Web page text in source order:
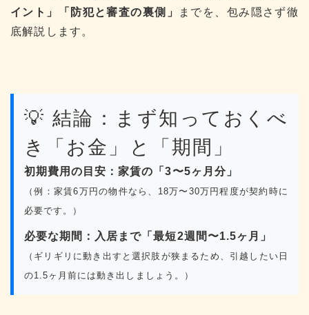
イント」「防犯と審査の裏側」
までを、包み隠さず徹
底解説します。
💡 結論：まず知っておくべ
き「お金」と「期間」
初期費用の目安：家賃の「3〜5ヶ月分」
（例：家賃6万円の物件なら、18万〜30万円程度が契約時に
必要です。）
必要な期間：入居まで「最短2週間〜1.5ヶ月」
（ギリギリに動き出すと選択肢が狭まるため、引越したい日
の1.5ヶ月前には動き出しましょう。）